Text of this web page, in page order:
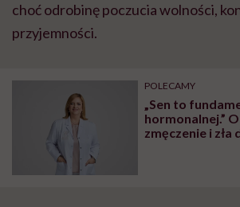
choć odrobinę poczucia wolności,
przyjemności.
POLECAMY
„Sen to
hormonalnej.”
zmęczenie i zła